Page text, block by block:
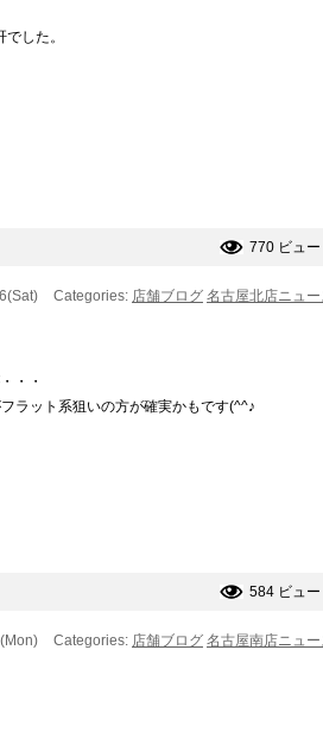
した。
770 ビュー
Categories: 店舗ブログ 名古屋北店ニュー
・・
ラット系狙いの方が確実かもです(^^♪
584 ビュー
Categories: 店舗ブログ 名古屋南店ニュー